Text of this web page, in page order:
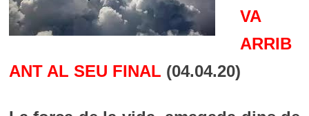
VA
ARRIB
ANT AL SEU FINAL (04.04.20)